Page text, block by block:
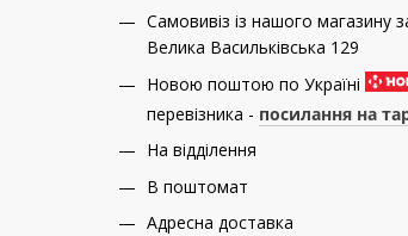
Самовивіз із нашого магазину
Велика Васильківська 129
Новою поштою по Україні
перевізника - посилання на
На відділення
В поштомат
Адресна доставка